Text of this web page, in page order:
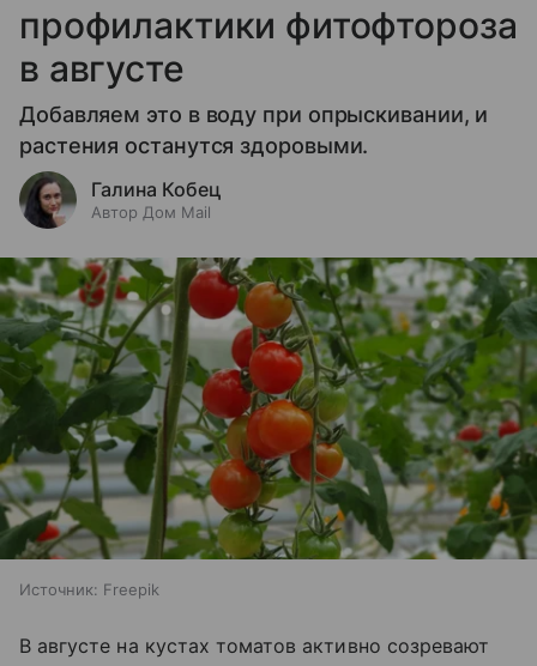
профилактики фитофтороза
в августе
Добавляем это в воду при опрыскивании, и
растения останутся здоровыми.
Галина Кобец
Автор Дом Mail
Источник: Freepik
В августе на кустах томатов активно созревают